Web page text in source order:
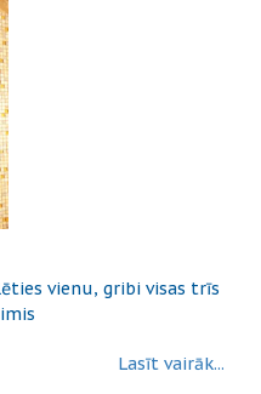
vienu, gribi visas trīs
Lasīt vairāk...